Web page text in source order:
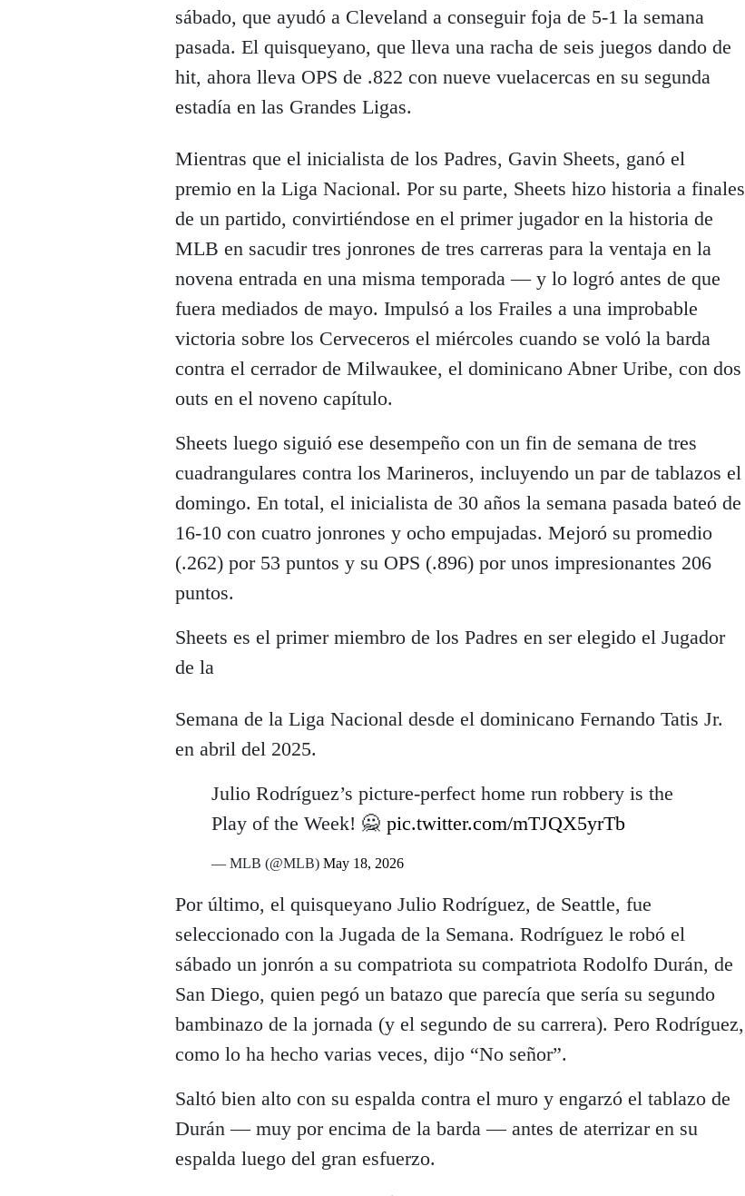
sábado, que ayudó a Cleveland a conseguir foja de 5-1 la semana
pasada. El quisqueyano, que lleva una racha de seis juegos dando de
hit, ahora lleva OPS de .822 con nueve vuelacercas en su segunda
estadía en las Grandes Ligas.
Mientras que el inicialista de los Padres, Gavin Sheets, ganó el
premio en la Liga Nacional. Por su parte, Sheets hizo historia a finales
de un partido, convirtiéndose en el primer jugador en la historia de
MLB en sacudir tres jonrones de tres carreras para la ventaja en la
novena entrada en una misma temporada — y lo logró antes de que
fuera mediados de mayo. Impulsó a los Frailes a una improbable
victoria sobre los Cerveceros el miércoles cuando se voló la barda
contra el cerrador de Milwaukee, el dominicano Abner Uribe, con dos
outs en el noveno capítulo.
Sheets luego siguió ese desempeño con un fin de semana de tres
cuadrangulares contra los Marineros, incluyendo un par de tablazos el
domingo. En total, el inicialista de 30 años la semana pasada bateó de
16-10 con cuatro jonrones y ocho empujadas. Mejoró su promedio
(.262) por 53 puntos y su OPS (.896) por unos impresionantes 206
puntos.
Sheets es el primer miembro de los Padres en ser elegido el Jugador
de la
Semana de la Liga Nacional desde el dominicano Fernando Tatis Jr.
en abril del 2025.
Julio Rodríguez’s picture-perfect home run robbery is the
Play of the Week! 🙅 pic.twitter.com/mTJQX5yrTb
— MLB (@MLB) May 18, 2026
Por último, el quisqueyano Julio Rodríguez, de Seattle, fue
seleccionado con la Jugada de la Semana. Rodríguez le robó el
sábado un jonrón a su compatriota su compatriota Rodolfo Durán, de
San Diego, quien pegó un batazo que parecía que sería su segundo
bambinazo de la jornada (y el segundo de su carrera). Pero Rodríguez,
como lo ha hecho varias veces, dijo “No señor”.
Saltó bien alto con su espalda contra el muro y engarzó el tablazo de
Durán — muy por encima de la barda — antes de aterrizar en su
espalda luego del gran esfuerzo.